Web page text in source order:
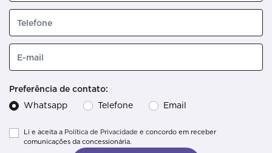
Preferência de contato:
Whatsapp
Telefone Email
Li e aceita a Política de Privacidade e concordo em receber
comunicações da concessionária.